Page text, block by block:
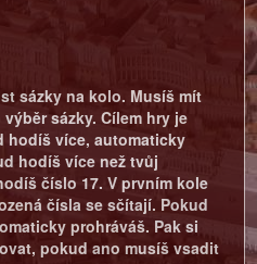
sázky na kolo. Musíš mít
sázky. Cílem hry je
hodíš více, automaticky
hodíš více než tvůj
číslo 17. V prvním kole
čísla se sčítají. Pokud
prohráváš. Pak si
pokud ano musíš vsadit